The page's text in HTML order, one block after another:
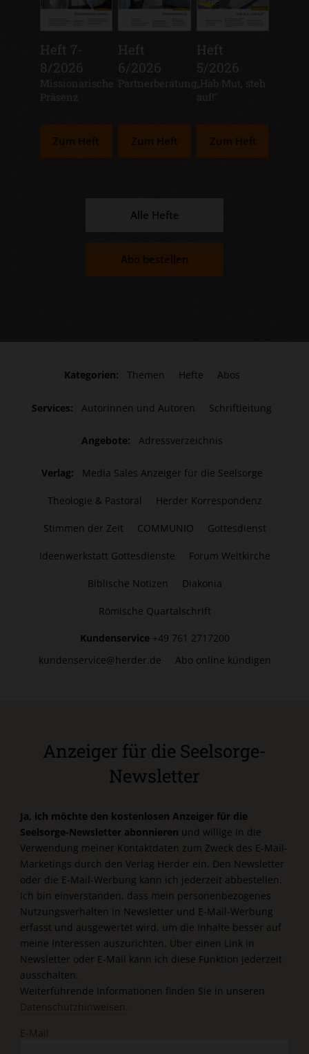
Heft 7-
8/2026
:
Missionarische
Präsenz
Zum Heft
Heft
6/2026
:
Partnerberatung
Zum Heft
Heft
5/2026
:„Hab Mut, steh
auf!“
Zum Heft
Alle Hefte
Abo bestellen
Kategorien: Themen Hefte Abos
Services: Autorinnen und Autoren Schriftleitung
Angebote: Adressverzeichnis
Verlag: Media Sales Anzeiger für die Seelsorge
Theologie & Pastoral Herder Korrespondenz
Stimmen der Zeit COMMUNIO Gottesdienst
Ideenwerkstatt Gottesdienste Forum Weltkirche
Biblische Notizen Diakonia
Römische Quartalschrift
Kundenservice +49 761 2717200
kundenservice@herder.de
Abo online kündigen
Anzeiger für die Seelsorge-
Newsletter
Ja, ich möchte den kostenlosen Anzeiger für die
Seelsorge-Newsletter abonnieren und willige in die
Verwendung meiner Kontaktdaten zum Zweck des E-Mail-
Marketings durch den Verlag Herder ein. Den Newsletter
oder die E-Mail-Werbung kann ich jederzeit abbestellen.
Ich bin einverstanden, dass mein personenbezogenes
Nutzungsverhalten in Newsletter und E-Mail-Werbung
erfasst und ausgewertet wird, um die Inhalte besser auf
meine Interessen auszurichten. Über einen Link in
Newsletter oder E-Mail kann ich diese Funktion jederzeit
ausschalten.
Weiterführende Informationen finden Sie in unseren
Datenschutzhinweisen.
E-Mail